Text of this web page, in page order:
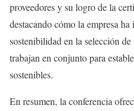
proveedores y su logro de la
destacando cómo la empresa
sostenibilidad en la selección
trabajan en conjunto para
sostenibles.
En resumen, la conferencia